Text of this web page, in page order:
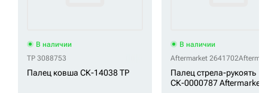
В наличии
TP 3088753
Палец ковша СК-14038 TP
В наличии
Aftermarket 2641702
Палец стрела-рукоять
СК-0000787 Aftermarket